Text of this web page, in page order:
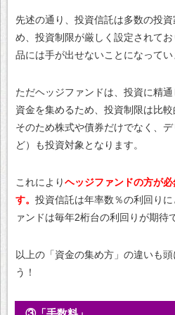
先述の通り、投資信託は多数の投
め、投資制限が厳しく設定されて
品には手が出せないことになってい
ただヘッジファンドは、投資に精
資金を集めるため、投資制限は比較
そのため株式や債券だけでなく、
ど）も投資対象となります。
これによりヘッジファンドの方が
す。 投資信託は年率数％の利回り
ァンドは毎年2桁台の利回りが期待
以上の「資金の集め方」の違いも
う！